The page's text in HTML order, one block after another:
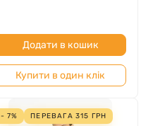
Додати в кошик
Купити в один клік
- 7% ПЕРЕВАГА315 ГРН